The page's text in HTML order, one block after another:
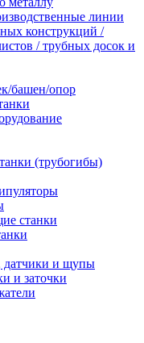
линии
конструкций /
/ трубных досок и
башен/опор
(трубогибы)
станки
датчики и щупы
и заточки